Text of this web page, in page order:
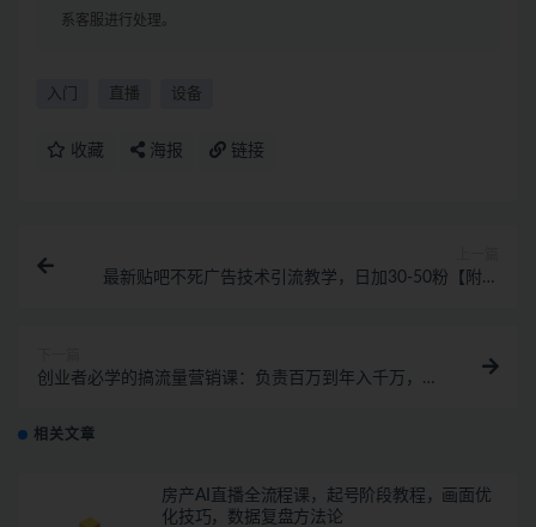
系客服进行处理。
入门 直播 设备
收藏 海报 链接
最新贴吧不死广告技术引流教学，日加30-50粉【附自
创业者必学的搞流量营销课：负责百万到年入千万，
相关文章
房产AI直播全流程课，起号阶段教程，画面优
化技巧，数据复盘方法论